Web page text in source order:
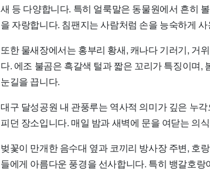
새 등 다양합니다. 특히 얼룩말은 동물원에서 흔히
을 자랑합니다. 침팬지는 사람처럼 손을 능숙하게
또한 물새장에서는 홍부리 황새, 캐나다 기러기, 거
다. 에조 불곰은 흑갈색 털과 짧은 꼬리가 특징이며
눈길을 끕니다.
대구 달성공원 내 관풍루는 역사적 의미가 깊은 누
피던 장소입니다. 매일 밤과 새벽에 문을 여닫는 의
벚꽃이 만개한 음수대 옆과 코끼리 방사장 주변, 호
들에게 아름다운 풍경을 선사합니다. 특히 뱅갈호